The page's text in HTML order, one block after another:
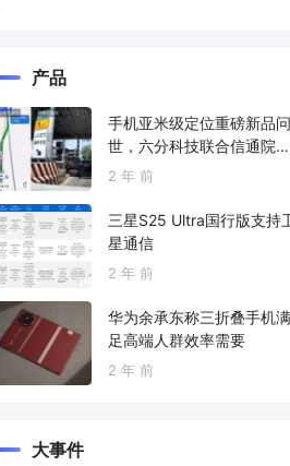
产品
手机亚米级定位重磅新品问
世，六分科技联合信通院发
布免费服务
2 年 前
三星S25 Ultra国行版支持
星通信
2 年 前
华为余承东称三折叠手机满
足高端人群效率需要
2 年 前
大事件